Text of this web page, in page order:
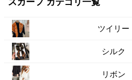
スカーフ カテゴリ一覧
ツイリー
シルク
リボン